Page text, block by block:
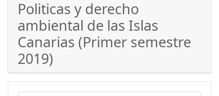
Politicas y derecho
ambiental de las Islas
Canarias (Primer semestre
2019)